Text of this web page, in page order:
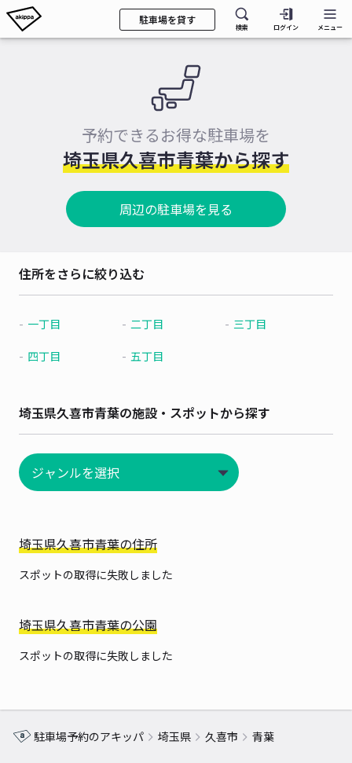
駐車場を貸す
検索 ログイン メニュー
予約できるお得な駐車場を
埼玉県久喜市青葉から探す
周辺の駐車場を見る
住所をさらに絞り込む
一丁目 二丁目 三丁目
四丁目 五丁目
埼玉県久喜市青葉の施設・スポットから探す
埼玉県久喜市青葉の住所
スポットの取得に失敗しました
埼玉県久喜市青葉の公園
スポットの取得に失敗しました
駐車場予約のアキッパ 埼玉県 久喜市 青葉